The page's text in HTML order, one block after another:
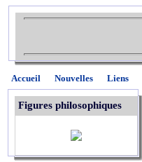
Accueil Nouvelles Liens
Figures philosophiques